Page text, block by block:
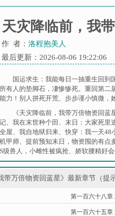
天灾降临前，我
作 者： 洛程抱美人
最后更新：2026-08-06 19:22:06
国运求生：我能每日一抽重生回
所有人的垫脚石，凄惨惨死。重回第二
能力！别人拼死开荒、步步谨小慎微，
《天灾降临前，我带万倍物资回蓝
记、 我在末世种个田 、 末日：大家死里
全屋、 我自地狱归来、快穿：我一天48
机甲师、 提前预知末日，物资囤的有点
S级兽人，小雌性被疯抢、 娇软腰精好
带万倍物资回蓝星》最新章节（
第一百六十八章
第一百六十五章